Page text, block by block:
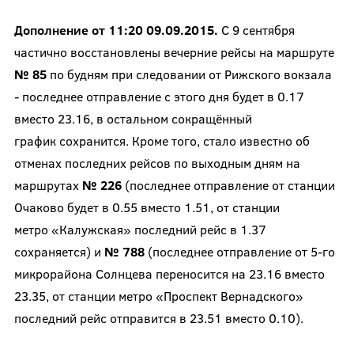
Дополнение от 11:20 09.09.2015. С 9 сентября
частично восстановлены вечерние рейсы на маршруте
№ 85по будням при следовании от Рижского вокзала
- последнее отправление с этого дня будет в 0.17
вместо 23.16, в остальном сокращённый
график сохранится. Кроме того, стало известно об
отменах последних рейсов по выходным дням на
маршрутах № 226(последнее отправление от станции
Очаково будет в 0.55 вместо 1.51, от станции
метро «Калужская» последний рейс в 1.37
сохраняется) и № 788 (последнее отправление от 5-го
микрорайона Солнцева переносится на 23.16 вместо
23.35, от станции метро «Проспект Вернадского»
последний рейс отправится в 23.51 вместо 0.10).